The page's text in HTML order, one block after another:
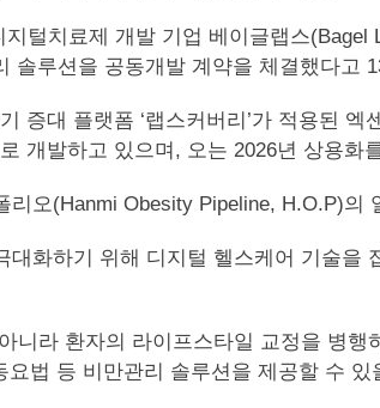
털치료제 개발 기업 베이글랩스
솔루션을 공동개발 계약을 체결했다고
증대 플랫폼 ‘랩스커버리’가 적용된
개발하고 있으며, 오는 2026년 상용화
리오(Hanmi Obesity Pipeline, H.O.P)의
대화하기 위해 디지털 헬스케어 기술
니라 환자의 라이프스타일 교정을 병
법 등 비만관리 솔루션을 제공할 수 있